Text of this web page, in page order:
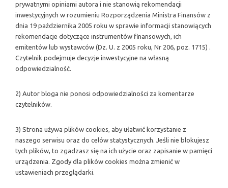
prywatnymi opiniami autora i nie stanowią rekomendacji
inwestycyjnych w rozumieniu Rozporządzenia Ministra Finansów z
dnia 19 października 2005 roku w sprawie informacji stanowiących
rekomendacje dotyczące instrumentów finansowych, ich
emitentów lub wystawców (Dz. U. z 2005 roku, Nr 206, poz. 1715) .
Czytelnik podejmuje decyzje inwestycyjne na własną
odpowiedzialność.
2) Autor bloga nie ponosi odpowiedzialności za komentarze
czytelników.
3) Strona używa plików cookies, aby ułatwić korzystanie z
naszego serwisu oraz do celów statystycznych. Jeśli nie blokujesz
tych plików, to zgadzasz się na ich użycie oraz zapisanie w pamięci
urządzenia. Zgody dla plików cookies można zmienić w
ustawieniach przeglądarki.